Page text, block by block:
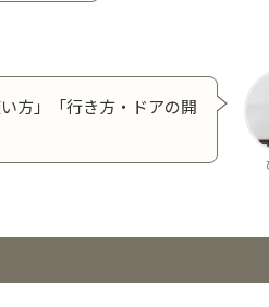
方」「行き方・ドアの開